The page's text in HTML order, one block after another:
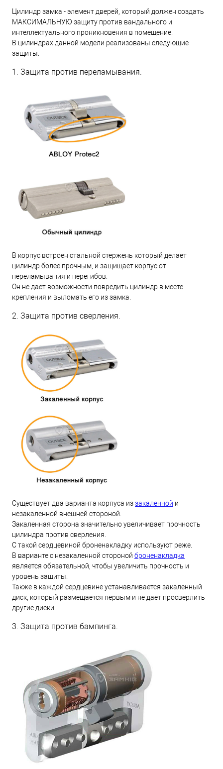
Цилиндр замка - элемент дверей, который должен создать
МАКСИМАЛЬНУЮ защиту против вандального и
интеллектуального проникновения в помещение.
В цилиндрах данной модели реализованы следующие
защиты.
1. Защита против переламывания.
В корпус встроен стальной стержень который делает
цилиндр более прочным, и защищает корпус от
переламывания и перегибов.
Он не дает возможности повредить цилиндр в месте
крепления и выломать его из замка.
2. Защита против сверления.
Существует два варианта корпуса иззакаленной и
незакаленной внешней стороной.
Закаленная сторона значительно увеличивает прочность
цилиндра против сверления.
С такой сердцевиной броненакладку используют реже.
В варианте с незакаленной стороной броненакладка
является обязательной, чтобы увеличить прочность и
уровень защиты.
Также в каждой сердцевине устанавливается закаленный
диск, который размещается первым и не дает просверлить
другие диски.
3. Защита против бампинга.